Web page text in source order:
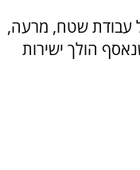
עבודת שטח, מרעה,
הולך ישירות